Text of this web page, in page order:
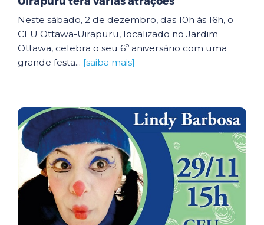
Neste sábado, 2 de dezembro, das 10h às 16h, o
CEU Ottawa-Uirapuru, localizado no Jardim
Ottawa, celebra o seu 6º aniversário com uma
grande festa... [saiba mais]